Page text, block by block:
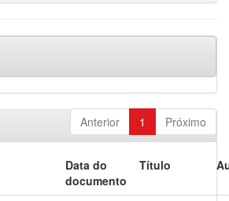
Anterior 1 Próximo
Data do
documento
Título